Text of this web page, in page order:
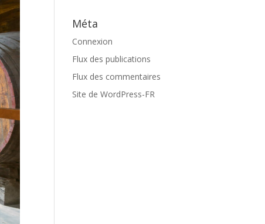
Méta
Connexion
Flux des publications
Flux des commentaires
Site de WordPress-FR